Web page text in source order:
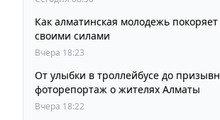
Как алматинская молодежь
своими силами
Вчера 18:23
От улыбки в троллейбусе до
фоторепортаж о жителях Алматы
Вчера 18:22